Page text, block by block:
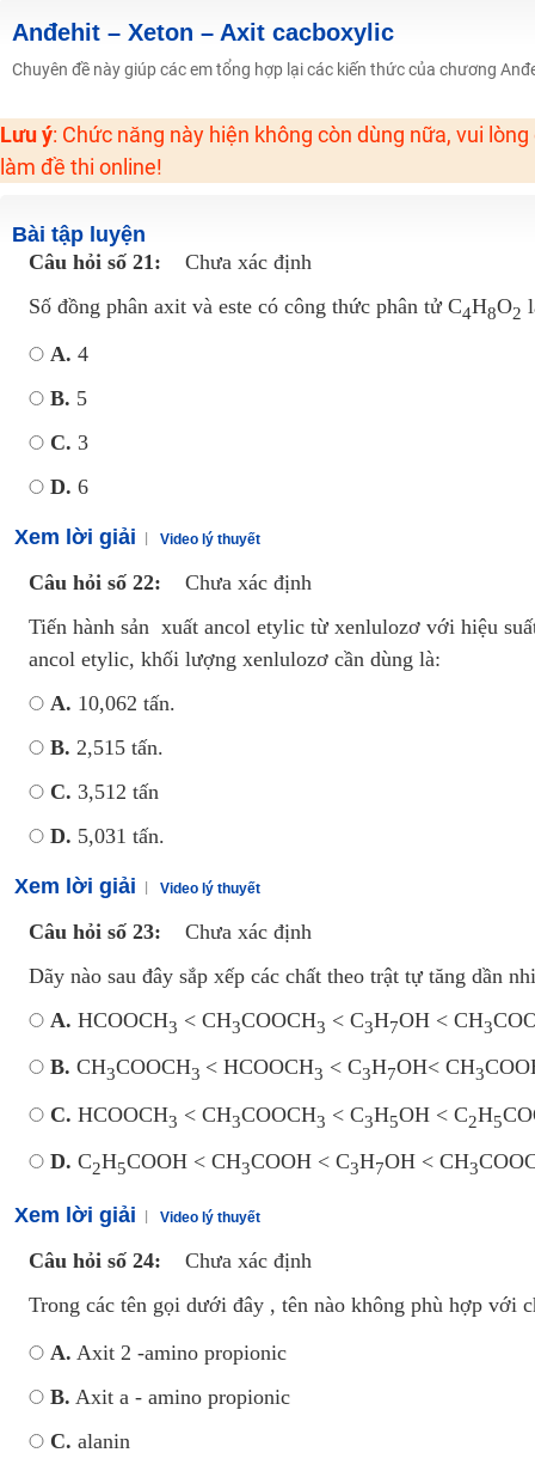
Học online lớp 2 với thầy cô giáo giỏi, nổi tiếng
2K6! Lộ Trình Sun 2024 - Ba bước luyện thi TN THPT - ĐH ít nhất 25 điểm
Khuyến Mãi Khoá Học 1K Chỉ Từ 11-13/09/2024
Đồng giá khóa học 499K - 399K (13/11-15/11)
Khai giảng khóa Ngữ văn 7 - xây nền vững chắc cho tương lai!
Anđehit – Xeton – Axit cacboxylic
Chuyên đề này giúp các em tổng hợp lại các kiến thức của chương
Lưu ý: Chức năng này hiện không còn dùng nữa, vui
làm đề thi online!
Bài tập luyện
Câu hỏi số 21:
Chưa xác định
Số đồng phân axit và este có công thức phân tử C4H8O2
A. 4
B. 5
C. 3
D. 6
Xem lời giải Video lý thuyết
Câu hỏi số 22:
Chưa xác định
Tiến hành sản xuất ancol etylic từ xenlulozơ với hiệu
ancol etylic, khối lượng xenlulozơ cần dùng là:
A. 10,062 tấn.
B. 2,515 tấn.
C. 3,512 tấn
D. 5,031 tấn.
Xem lời giải Video lý thuyết
Câu hỏi số 23:
Chưa xác định
Dãy nào sau đây sắp xếp các chất theo trật tự tăng dần
A. HCOOCH3 < CH3COOCH3 < C3H7OH < CH3
B. CH3COOCH3 < HCOOCH3 < C3H7OH< CH3
C. HCOOCH3 < CH3COOCH3 < C3H5OH < C2H5
D. C2H5COOH < CH3COOH < C3H7OH < CH3
Xem lời giải Video lý thuyết
Câu hỏi số 24:
Chưa xác định
Trong các tên gọi dưới đây , tên nào không phù hợp với
A. Axit 2 -amino propionic
B. Axit a - amino propionic
C. alanin